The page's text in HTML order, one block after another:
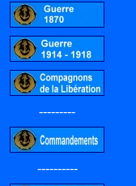
---------
----------